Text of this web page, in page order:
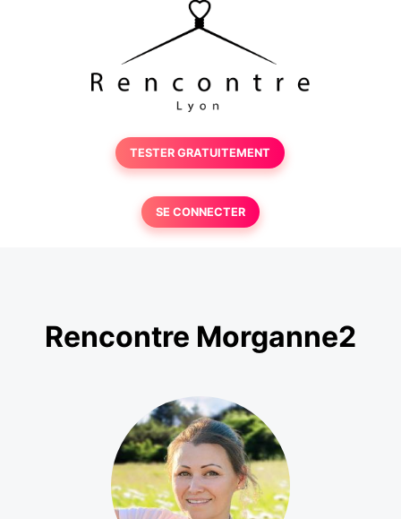
TESTER GRATUITEMENT
SE CONNECTER
Rencontre Morganne2